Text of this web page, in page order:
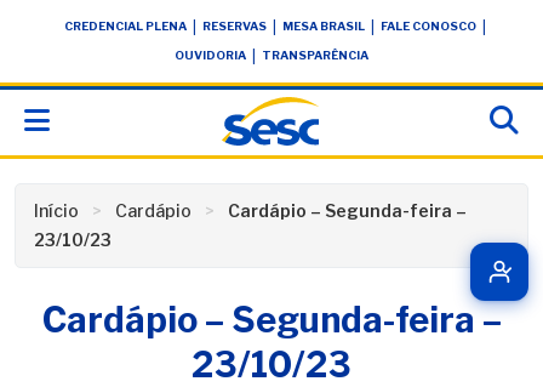
conteúdoCREDENCIAL PLENA RESERVAS MESA BRASIL FALE CONOSCO
OUVIDORIA TRANSPARÊNCIA
Início Cardápio
Cardápio – Segunda-feira –
23/10/23
Cardápio – Segunda-feira –
23/10/23